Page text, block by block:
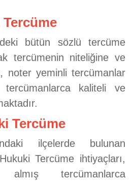
bütün sözlü tercüme
tercümenin niteliğine ve
noter yeminli tercümanlar
kaliteli ve
Tercüme
ilçelerde bulunan
Tercüme ihtiyaçları,
tercümanlarca